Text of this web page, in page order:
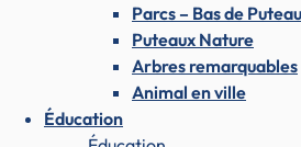
Parcs – Bas de
Puteaux Nature
Arbres remarquables
Animal en ville
Éducation